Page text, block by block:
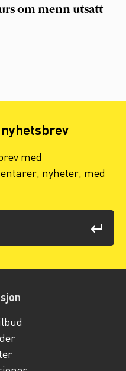
om menn utsatt
med
nyheter, med